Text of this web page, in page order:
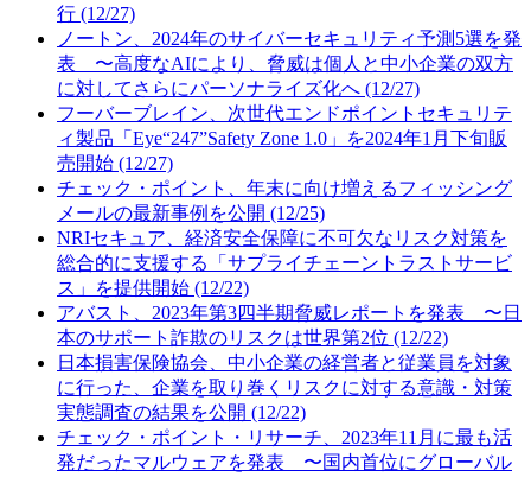
行 (12/27)
ノートン、2024年のサイバーセキュリティ予測5選を発
表 〜高度なAIにより、脅威は個人と中小企業の双方
に対してさらにパーソナライズ化へ (12/27)
フーバーブレイン、次世代エンドポイントセキュリテ
ィ製品「Eye“247”Safety Zone 1.0」を2024年1月下旬販
売開始 (12/27)
チェック・ポイント、年末に向け増えるフィッシング
メールの最新事例を公開 (12/25)
NRIセキュア、経済安全保障に不可欠なリスク対策を
総合的に支援する「サプライチェーントラストサービ
ス」を提供開始 (12/22)
アバスト、2023年第3四半期脅威レポートを発表 〜日
本のサポート詐欺のリスクは世界第2位 (12/22)
日本損害保険協会、中小企業の経営者と従業員を対象
に行った、企業を取り巻くリスクに対する意識・対策
実態調査の結果を公開 (12/22)
チェック・ポイント・リサーチ、2023年11月に最も活
発だったマルウェアを発表 〜国内首位にグローバル